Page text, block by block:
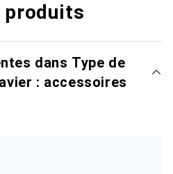
produits
dans Type de
: accessoires